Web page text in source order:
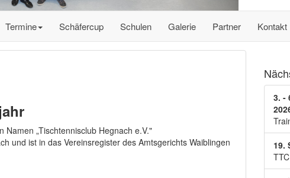
Termine Schäfercup Schulen Galerie Partner Kontakt
„Tischtennisclub Hegnach e.V."
und ist in das Vereinsregister des Amtsgerichts Waiblingen
3. -
19.